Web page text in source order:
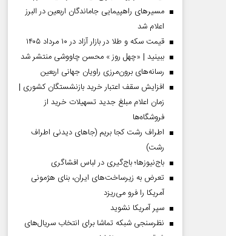
مسیر‌های راهپیمایی جاماندگان اربعین در البرز
اعلام شد
قیمت سکه و طلا در بازار آزاد در ۱۰ مرداد ۱۴۰۵
ببینید | «چهل روز » محسن چاووشی منتشر شد
رسانه‌های برون‌مرزی راویان جهانی اربعین
افزایش سقف اعتبار خرید بازنشستگان کشوری |
زمان اعلام مبلغ جدید تسهیلات خرید از
فروشگاه‌ها
اطراف رشت کجا بریم (جاهای دیدنی اطراف
رشت)
باج‌نیوزها؛ باج‌گیری در لباس افشاگری
تعرض به زیرساخت‌های ایران، بنای هژمونی
آمریکا را فرو می‌ریزد
سپر آمریکا نشوید
نظرسنجی شبکه تماشا برای انتخاب سریال‌های
صفحات نخست روزنامه ها‌ی‌سه‌شنبه ۶ مردادماه